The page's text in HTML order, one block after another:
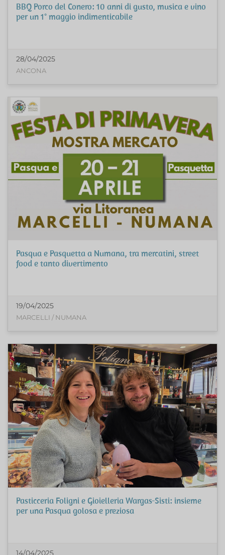
BBQ Porco del Conero: 10 anni di gusto, musica e vino
per un 1° maggio indimenticabile
28/04/2025
ANCONA
Pasqua e Pasquetta a Numana, tra mercatini, street
food e tanto divertimento
19/04/2025
MARCELLI / NUMANA
Pasticceria Foligni e Gioielleria Wargas-Sisti: insieme
per una Pasqua golosa e preziosa
14/04/2025